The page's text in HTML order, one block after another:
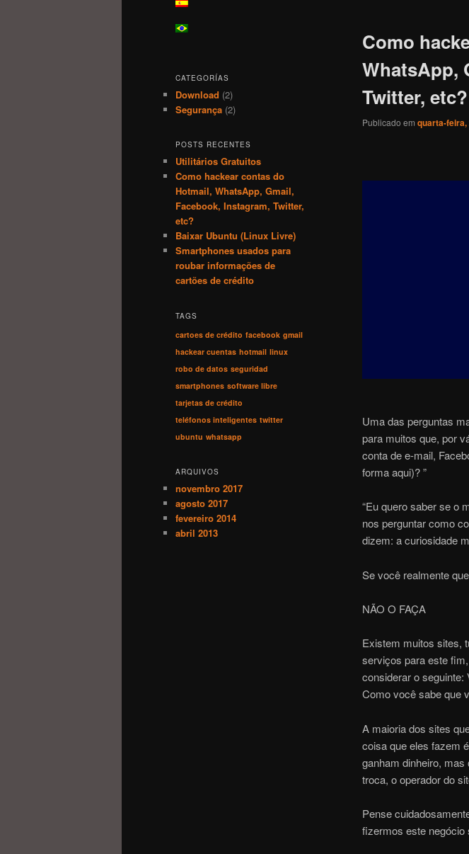
Como
WhatsApp,
Twitter, etc?
Publicado em quarta-feira,
Uma das perguntas
para muitos que, por
conta de e-mail,
forma aqui)? ”
“Eu quero saber se o
nos perguntar como
dizem: a curiosidade
Se você realmente
NÃO O FAÇA
Existem muitos sites,
serviços para este
considerar o seguinte:
Como você sabe que
A maioria dos sites
coisa que eles fazem
ganham dinheiro,
troca, o operador do
Pense
fizermos este negócio
CATEGORÍAS
Download (2)
Segurança (2)
POSTS RECENTES
Utilitários Gratuitos
Como hackear contas do
Hotmail, WhatsApp, Gmail,
Facebook, Instagram, Twitter,
etc?
Baixar Ubuntu (Linux Livre)
Smartphones usados para
roubar informações de
cartões de crédito
TAGS
cartoes de crédito facebook gmail
hackear cuentas hotmail linux
robo de datos seguridad
smartphones software libre
tarjetas de crédito
teléfonos inteligentes twitter
ubuntu whatsapp
ARQUIVOS
novembro 2017
agosto 2017
fevereiro 2014
abril 2013